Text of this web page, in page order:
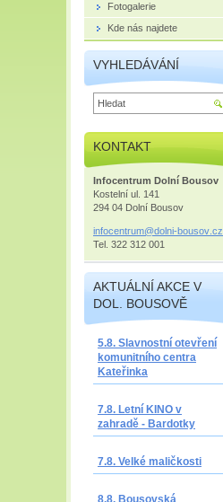
Fotogalerie
Kde nás najdete
VYHLEDÁVÁNÍ
KONTAKT
Infocentrum Dolní Bousov
Kostelní ul. 141
294 04 Dolní Bousov
infocentrum@dolni-bousov .cz
Tel. 322 312 001
AKTUÁLNÍ AKCE V
DOL. BOUSOVĚ
5.8. Slavnostní otevření
komunitního centra
Kateřinka
7.8. Letní KINO v
zahradě - Bardotky
7.8. Velké maličkosti
8.8. Bousovská